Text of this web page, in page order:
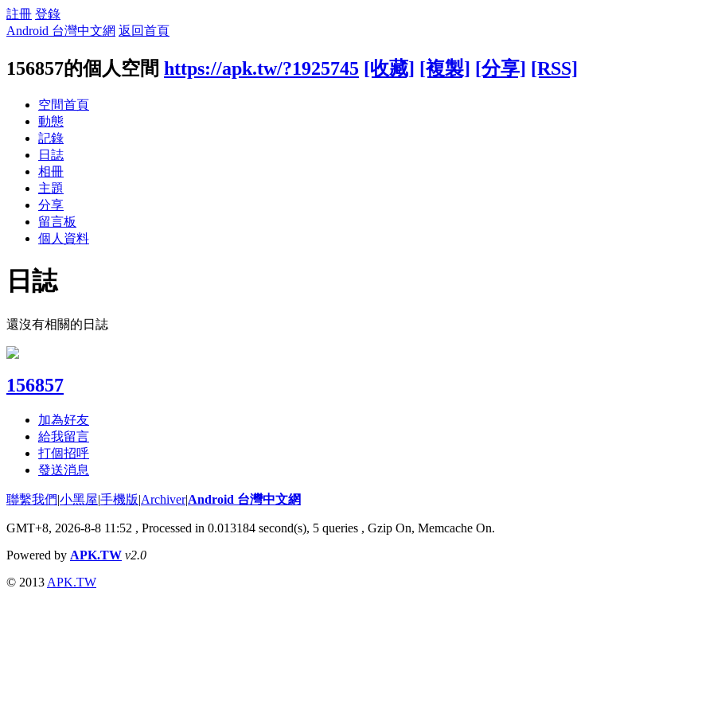
註冊 登錄
Android 台灣中文網 返回首頁
156857的個人空間 https://apk.tw/?1925745 [收藏] [複製] [分享] [RSS]
空間首頁
動態
記錄
日誌
相冊
主題
分享
留言板
個人資料
日誌
還沒有相關的日誌
156857
加為好友
給我留言
打個招呼
發送消息
聯繫我們|小黑屋|手機版|Archiver|Android 台灣中文網
GMT+8, 2026-8-8 11:52 , Processed in 0.013184 second(s), 5 queries , Gzip On, Memcache On.
Powered by APK.TW v2.0
© 2013 APK.TW